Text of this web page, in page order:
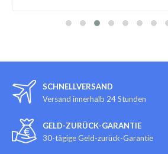
SCHNELLVERSAND
Versand innerhalb 24 Stunden
GELD-ZURÜCK-GARANTIE
30-tägige Geld-zurück-Garantie